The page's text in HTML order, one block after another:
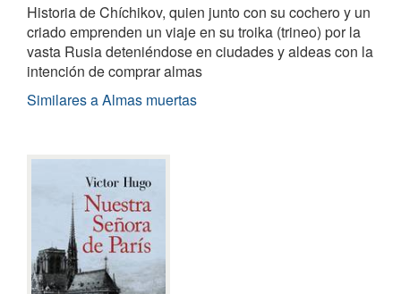
Historia de Chíchikov, quien junto con su cochero y un
criado emprenden un viaje en su troika (trineo) por la
vasta Rusia deteniéndose en ciudades y aldeas con la
intención de comprar almas
Similares a Almas muertas